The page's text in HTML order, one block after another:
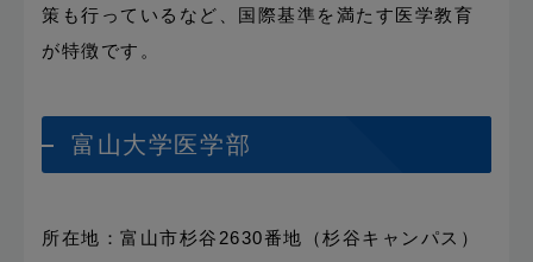
策も行っているなど、国際基準を満たす医学教育
が特徴です。
富山大学医学部
所在地：富山市杉谷2630番地（杉谷キャンパス）